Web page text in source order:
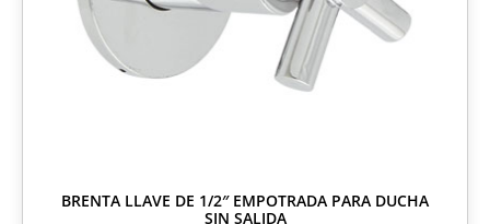
BRENTA LLAVE DE 1/2″ EMPOTRADA PARA DUCHA
SIN SALIDA